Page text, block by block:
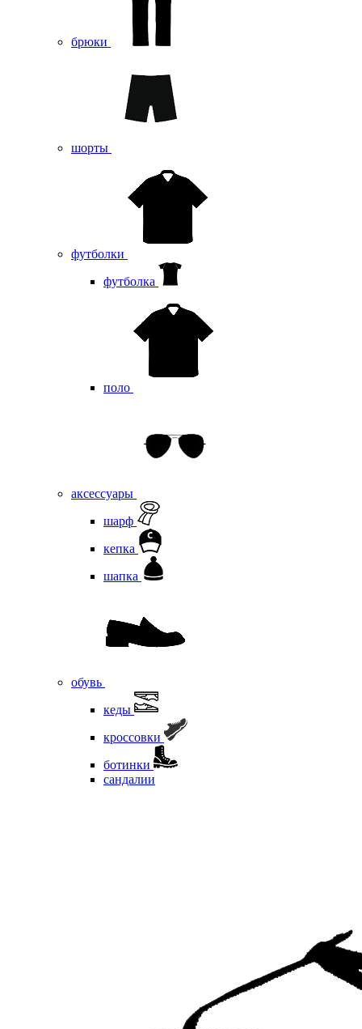
брюки
шорты
футболки
футболка
поло
аксессуары
шарф
кепка
шапка
обувь
кеды
кроссовки
ботинки
сандалии